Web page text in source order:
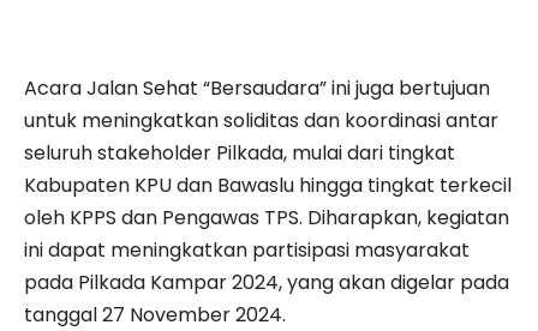
Acara Jalan Sehat “Bersaudara” ini juga bertujuan
untuk meningkatkan soliditas dan koordinasi antar
seluruh stakeholder Pilkada, mulai dari tingkat
Kabupaten KPU dan Bawaslu hingga tingkat terkecil
oleh KPPS dan Pengawas TPS. Diharapkan, kegiatan
ini dapat meningkatkan partisipasi masyarakat
pada Pilkada Kampar 2024, yang akan digelar pada
tanggal 27 November 2024.